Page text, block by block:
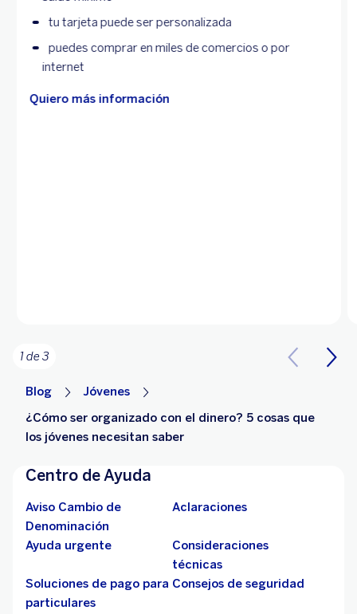
tu tarjeta puede ser personalizada
puedes comprar en miles de comercios o por
internet
Quiero más información
1 de 3
Blog
Jóvenes
¿Cómo ser organizado con el dinero​? 5 cosas que
los jóvenes necesitan saber
Centro de Ayuda
Aviso Cambio de
Denominación
Aclaraciones
Ayuda urgente
Consideraciones
técnicas
Soluciones de pago para
particulares
Consejos de seguridad